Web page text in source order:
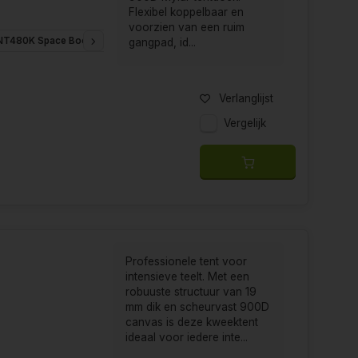
voldoen aan de
veranderende behoeften
Secret Jardin blijft
tuiniers de flexibiliteit hebben om een systeem te
waarde in stedelijke omgevingen, waar
of hun huidige set-up willen upgraden, is
Space Booster & WebIT Kit INT600K Space Booster & WebIT Kit
Flexibel koppelbaar en
voorzien van een ruim
gangpad, id...
Verlanglijst
Vergelijk
Professionele tent voor
intensieve teelt. Met een
robuuste structuur van 19
mm dik en scheurvast 900D
canvas is deze kweektent
ideaal voor iedere inte...